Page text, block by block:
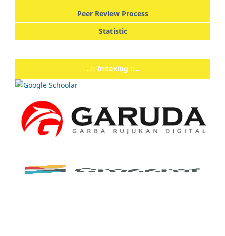
Peer Review Process
Statistic
..:: Indexing ::..